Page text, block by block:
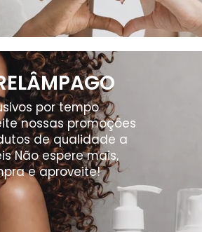
por tempo
nossas promoções
de qualidade a
Não espere mais,
e aproveite!